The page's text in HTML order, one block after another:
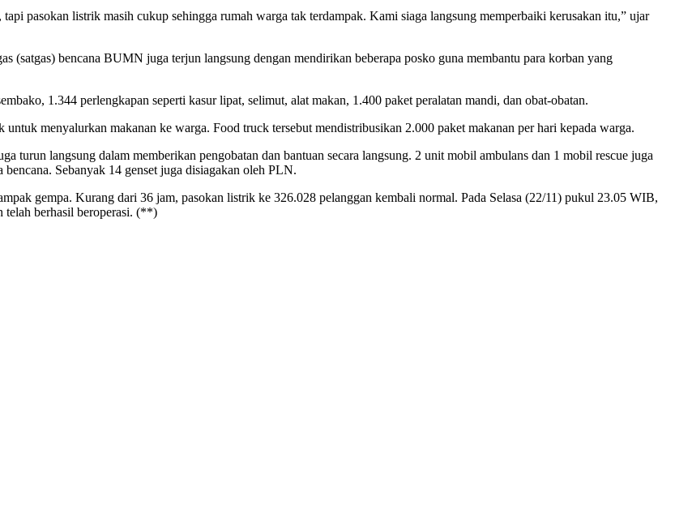
pasokan listrik masih cukup sehingga rumah warga tak terdampak. Kami siaga langsung memperbaiki kerusakan itu,” ujar
(satgas) bencana BUMN juga terjun langsung dengan mendirikan beberapa posko guna membantu para korban yang
1.344 perlengkapan seperti kasur lipat, selimut, alat makan, 1.400 paket peralatan mandi, dan obat-obatan.
menyalurkan makanan ke warga. Food truck tersebut mendistribusikan 2.000 paket makanan per hari kepada warga.
turun langsung dalam memberikan pengobatan dan bantuan secara langsung. 2 unit mobil ambulans dan 1 mobil rescue juga
Sebanyak 14 genset juga disiagakan oleh PLN.
gempa. Kurang dari 36 jam, pasokan listrik ke 326.028 pelanggan kembali normal. Pada Selasa (22/11) pukul 23.05 WIB,
telah berhasil beroperasi. (**)